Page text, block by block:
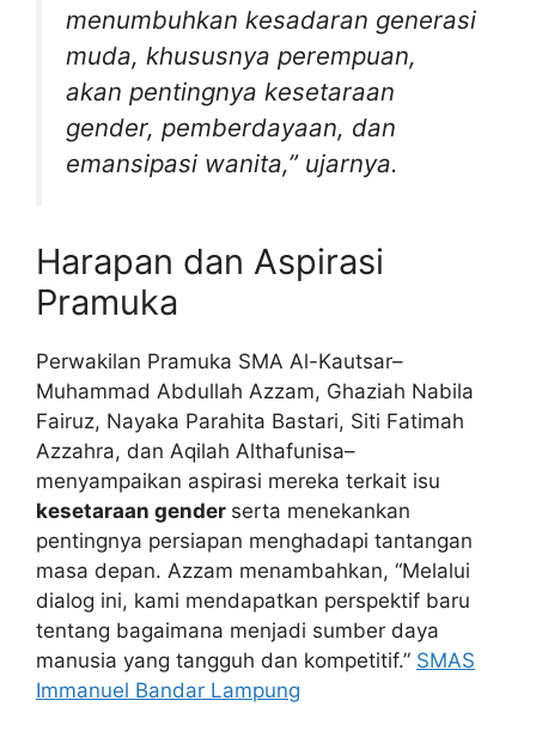
menumbuhkan kesadaran generasi
muda, khususnya perempuan,
akan pentingnya kesetaraan
gender, pemberdayaan, dan
emansipasi wanita,” ujarnya.
Harapan dan Aspirasi
Pramuka
Perwakilan Pramuka SMA Al-Kautsar–
Muhammad Abdullah Azzam, Ghaziah Nabila
Fairuz, Nayaka Parahita Bastari, Siti Fatimah
Azzahra, dan Aqilah Althafunisa–
menyampaikan aspirasi mereka terkait isu
kesetaraan gender serta menekankan
pentingnya persiapan menghadapi tantangan
masa depan. Azzam menambahkan, “Melalui
dialog ini, kami mendapatkan perspektif baru
tentang bagaimana menjadi sumber daya
manusia yang tangguh dan kompetitif.” SMAS
Immanuel Bandar Lampung